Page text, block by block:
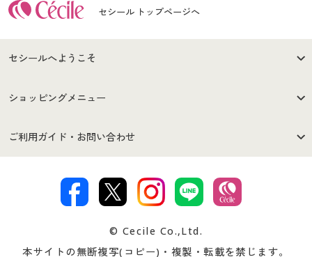
セシール トップページへ
セシールへようこそ
はじめての方へ
セシールご利用規約
著作権・商標について 会社案内
ショッピングメニュー
商品カテゴリ
プレゼント＆キャンペーン サイトマップ
ご利用ガイド・お問い合わせ
交換・返品は お支払は
© Cecile Co.,Ltd.
本サイトの無断複写(コピー)・複製・転載を禁じます。